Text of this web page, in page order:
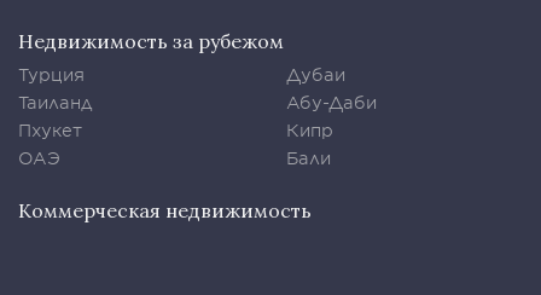
Недвижимость за рубежом
Турция
Таиланд
Пхукет
ОАЭ
Дубаи
Абу-Даби
Кипр
Бали
Коммерческая недвижимость